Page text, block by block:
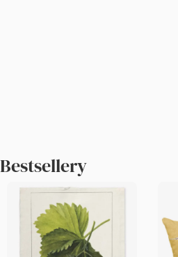
Bestsellery